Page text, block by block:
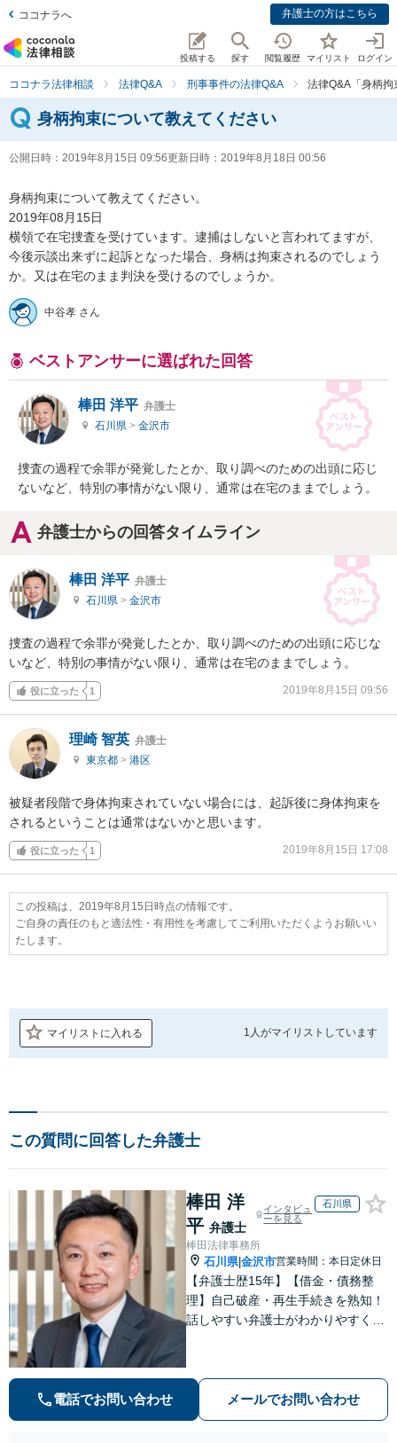
ココナラへ 弁護士の方はこちら
投稿する 探す 閲覧履歴 マイリスト ログイン
ココナラ法律相談 法律Q&A 刑事事件の法律Q&A 法律Q&A「身柄
身柄拘束について教えてください
公開日時： 2019年8月15日 09:56更新日時： 2019年8月18日 00:56
身柄拘束について教えてください。
2019年08月15日
横領で在宅捜査を受けています。逮捕はしないと言われてますが、
今後示談出来ずに起訴となった場合、身柄は拘束されるのでしょう
か。又は在宅のまま判決を受けるのでしょうか。
中谷孝 さん
ベストアンサーに選ばれた回答
棒田 洋平 弁護士
石川県 > 金沢市
捜査の過程で余罪が発覚したとか、取り調べのための出頭に応じ
ないなど、特別の事情がない限り、通常は在宅のままでしょう。
弁護士からの回答タイムライン
棒田 洋平 弁護士
石川県 > 金沢市
捜査の過程で余罪が発覚したとか、取り調べのための出頭に応じな
いなど、特別の事情がない限り、通常は在宅のままでしょう。
役に立った 1 2019年8月15日 09:56
理崎 智英 弁護士
東京都 > 港区
被疑者段階で身体拘束されていない場合には、起訴後に身体拘束を
されるということは通常はないかと思います。
役に立った 1 2019年8月15日 17:08
この投稿は、2019年8月15日時点の情報です。
ご自身の責任のもと適法性・有用性を考慮してご利用いただくようお願いい
たします。
マイリストに入れる 1人がマイリストしています
この質問に回答した弁護士
棒田 洋
平 弁護士
インタビュ
ーを見る
石川県
棒田法律事務所
石川県|金沢市営業時間：本日定休日
【弁護士歴15年】【借金・債務整
理】自己破産・再生手続きを熟知！
話しやすい弁護士がわかりやすくご
す！【電話相談可】
電話でお問い合わせ メールでお問い合わせ